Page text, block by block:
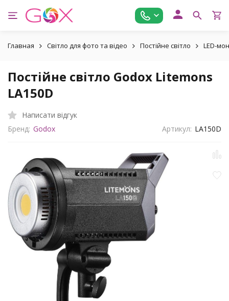
Главная Світло для фото та відео Постійне світло LED-
Постійне світло Godox Litemons
LA150D
Написати відгук
Бренд: Godox Артикул: LA150D